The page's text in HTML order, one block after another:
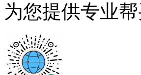
为您提供专业